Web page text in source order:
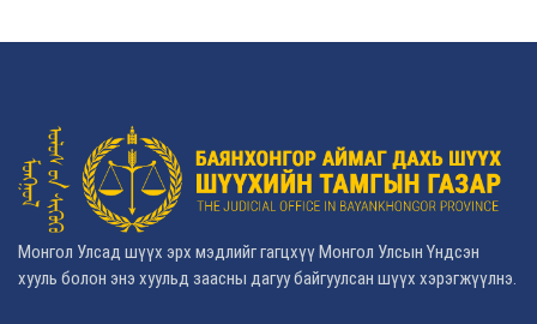
Монгол Улсад шүүх эрх мэдлийг гагцхүү Монгол Улсын Үндсэн
хууль болон энэ хуульд заасны дагуу байгуулсан шүүх хэрэгжүүлнэ.